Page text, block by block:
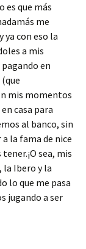
es que más
me
ya con eso la
a mis
en
mis momentos
casa para
al banco, sin
la fama de nice
sea, mis
la Ibero y la
lo que me pasa
jugando a ser